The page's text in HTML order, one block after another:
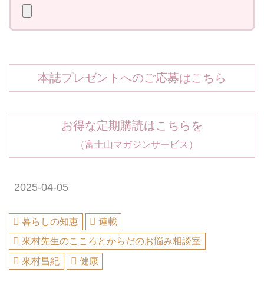
本誌プレゼントへのご応募はこちら
お得な定期購読はこちらを
（富士山マガジンサービス）
2025-04-05
暮らしの知恵
連載
來村先生のこころとからだのお悩み相談室
來村昌紀
健康